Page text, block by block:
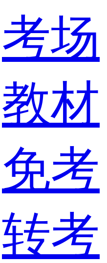
考场
教材
免考
转考